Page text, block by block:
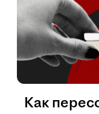
Как